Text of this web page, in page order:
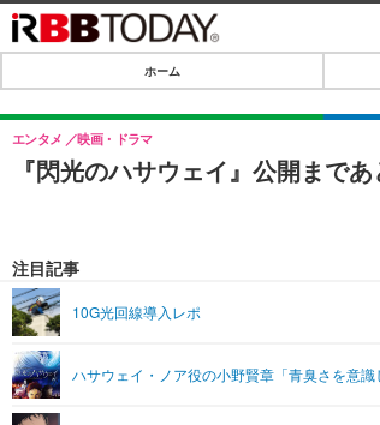
IT・デジタル
IT・
SPEED TEST
ライフ
リリース一覧
プッシュ通知の停止方法
ホーム
『閃光のハサウェイ』公開まで
エンタメ 映画・ドラマ
注目記事
10G光回線導入レポ
ハサウェイ・ノア役の小野賢章「青臭さを意